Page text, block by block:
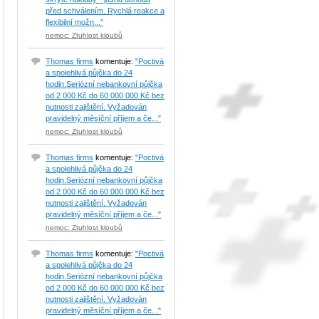
před schválením. Rychlá reakce a
flexibilní možn..."
nemoc: Ztuhlost kloubů
Thomas firms komentuje: "Poctivá
a spolehlivá půjčka do 24
hodin.Seriózní nebankovní půjčka
od 2 000 Kč do 60 000 000 Kč bez
nutnosti zajištění. Vyžadován
pravidelný měsíční příjem a če..."
nemoc: Ztuhlost kloubů
Thomas firms komentuje: "Poctivá
a spolehlivá půjčka do 24
hodin.Seriózní nebankovní půjčka
od 2 000 Kč do 60 000 000 Kč bez
nutnosti zajištění. Vyžadován
pravidelný měsíční příjem a če..."
nemoc: Ztuhlost kloubů
Thomas firms komentuje: "Poctivá
a spolehlivá půjčka do 24
hodin.Seriózní nebankovní půjčka
od 2 000 Kč do 60 000 000 Kč bez
nutnosti zajištění. Vyžadován
pravidelný měsíční příjem a če..."